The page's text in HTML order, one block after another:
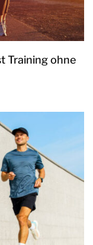
Training ohne